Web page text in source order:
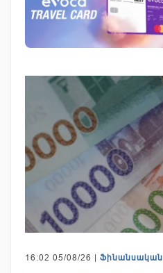
16:02 05/08/26 | Ֆինանսական